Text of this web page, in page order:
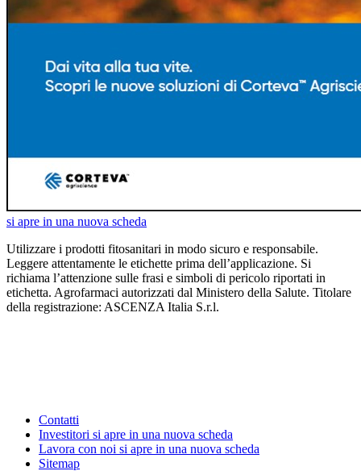
si apre in una nuova scheda
Utilizzare i prodotti fitosanitari in modo sicuro e responsabile.
Leggere attentamente le etichette prima dell’applicazione. Si
richiama l’attenzione sulle frasi e simboli di pericolo riportati in
etichetta. Agrofarmaci autorizzati dal Ministero della Salute. Titolare
della registrazione: ASCENZA Italia S.r.l.
Contatti
Investitori si apre in una nuova scheda
Lavora con noi si apre in una nuova scheda
Sitemap